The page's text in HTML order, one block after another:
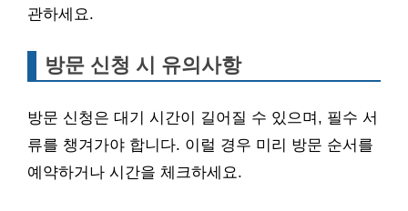
관하세요.
방문 신청 시 유의사항
방문 신청은 대기 시간이 길어질 수 있으며, 필수 서
류를 챙겨가야 합니다. 이럴 경우 미리 방문 순서를
예약하거나 시간을 체크하세요.